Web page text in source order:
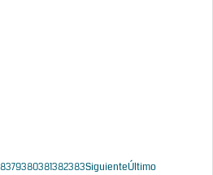
379380381382383SiguienteÚltimo